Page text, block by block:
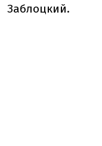
Заблоцкий.